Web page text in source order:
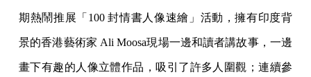
期熱鬧推展「100 封情書人像速繪」活動，擁有印度背
景的香港藝術家 Ali Moosa現場一邊和讀者講故事，一邊
畫下有趣的人像立體作品，吸引了許多人圍觀；連續參